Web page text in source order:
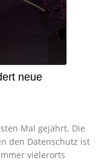
neue
Mal gejährt. Die
den Datenschutz ist
vielerorts